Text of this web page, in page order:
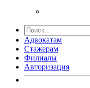
Адвокатам
Стажерам
Филиалы
Авторизация